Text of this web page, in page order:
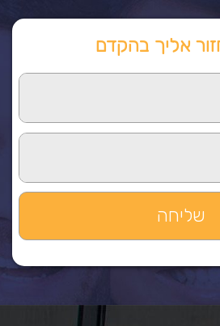
אליך בהקדם